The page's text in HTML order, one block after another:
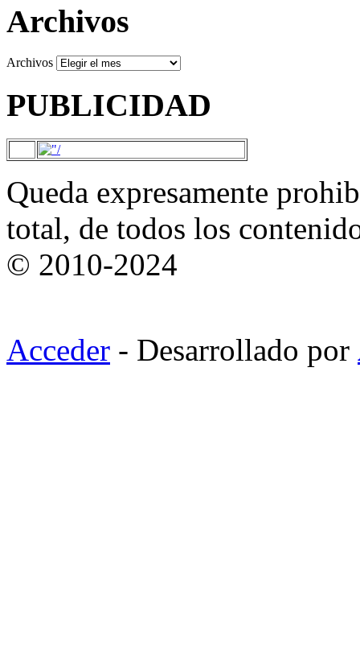
Archivos
Archivos
PUBLICIDAD
Queda expresamente
total, de todos los
© 2010-2024
Acceder - Desarrollado por